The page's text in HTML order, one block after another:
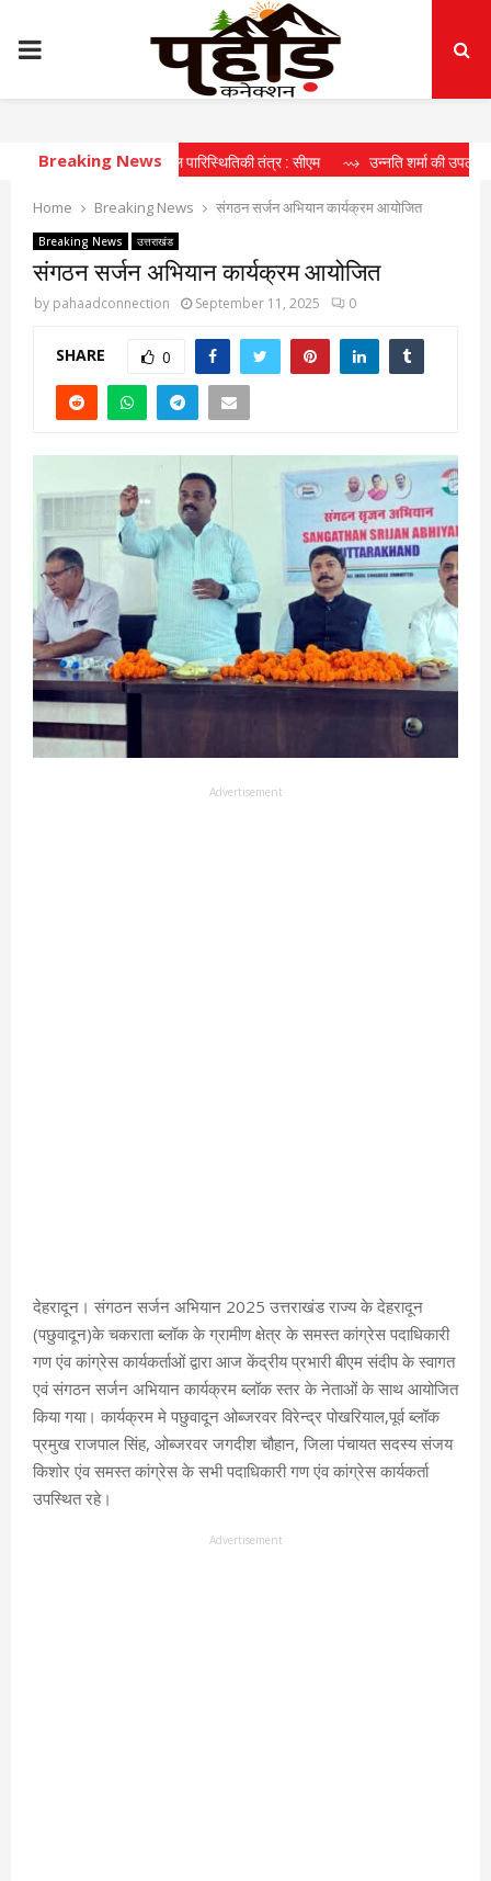
PRIMARY
MENU
Breaking News
दीर्घकालिक खेल पारिस्थितिकी तंत्र : सीएम ⇝ उन्नति शर्मा की उपलब्धि खिलाड़ियों
Home Breaking News संगठन सर्जन अभियान कार्यक्रम आयोजित
Breaking News उत्तराखंड
संगठन सर्जन अभियान कार्यक्रम आयोजित
by pahaadconnection September 11, 2025 0
SHARE 0
Advertisement
देहरादून। संगठन सर्जन अभियान 2025 उत्तराखंड राज्य के देहरादून
(पछुवादून)के चकराता ब्लॉक के ग्रामीण क्षेत्र के समस्त कांग्रेस पदाधिकारी
गण एंव कांग्रेस कार्यकर्ताओं द्वारा आज केंद्रीय प्रभारी बीएम संदीप के स्वागत
एवं संगठन सर्जन अभियान कार्यक्रम ब्लॉक स्तर के नेताओं के साथ आयोजित
किया गया। कार्यक्रम मे पछुवादून ओब्जरवर विरेन्द्र पोखरियाल,पूर्व ब्लॉक
प्रमुख राजपाल सिंह, ओब्जरवर जगदीश चौहान, जिला पंचायत सदस्य संजय
किशोर एंव समस्त कांग्रेस के सभी पदाधिकारी गण एंव कांग्रेस कार्यकर्ता
उपस्थित रहे।
Advertisement